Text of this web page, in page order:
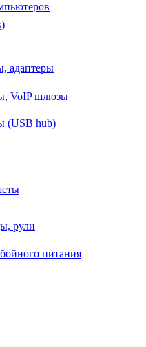
адаптеры
VoIP шлюзы
(USB hub)
рули
питания